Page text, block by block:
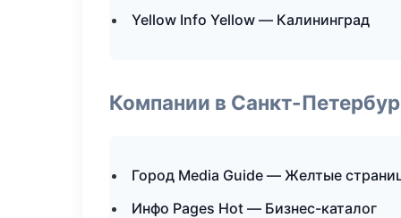
Yellow Info Yellow — Калининград
Компании в Санкт-
Город Media Guide — Желтые
Инфо Pages Hot — Бизнес-каталог